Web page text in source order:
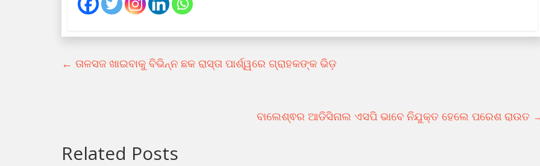
← ତାଳସଜ ଖାଇବାକୁ ବିଭିନ୍ନ ଛକ ରାସ୍ତା ପାର୍ଶ୍ୱରେ ଗ୍ରାହକଙ୍କ ଭିଡ଼
ବାଲେଶ୍ଵର ଆଡିସିନାଲ ଏସପି ଭାବେ ନିଯୁକ୍ତ ହେଲେ ପରେଶ ରାଉତ
Related Posts